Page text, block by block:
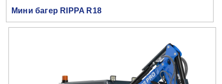
Мини багер RIPPA R18